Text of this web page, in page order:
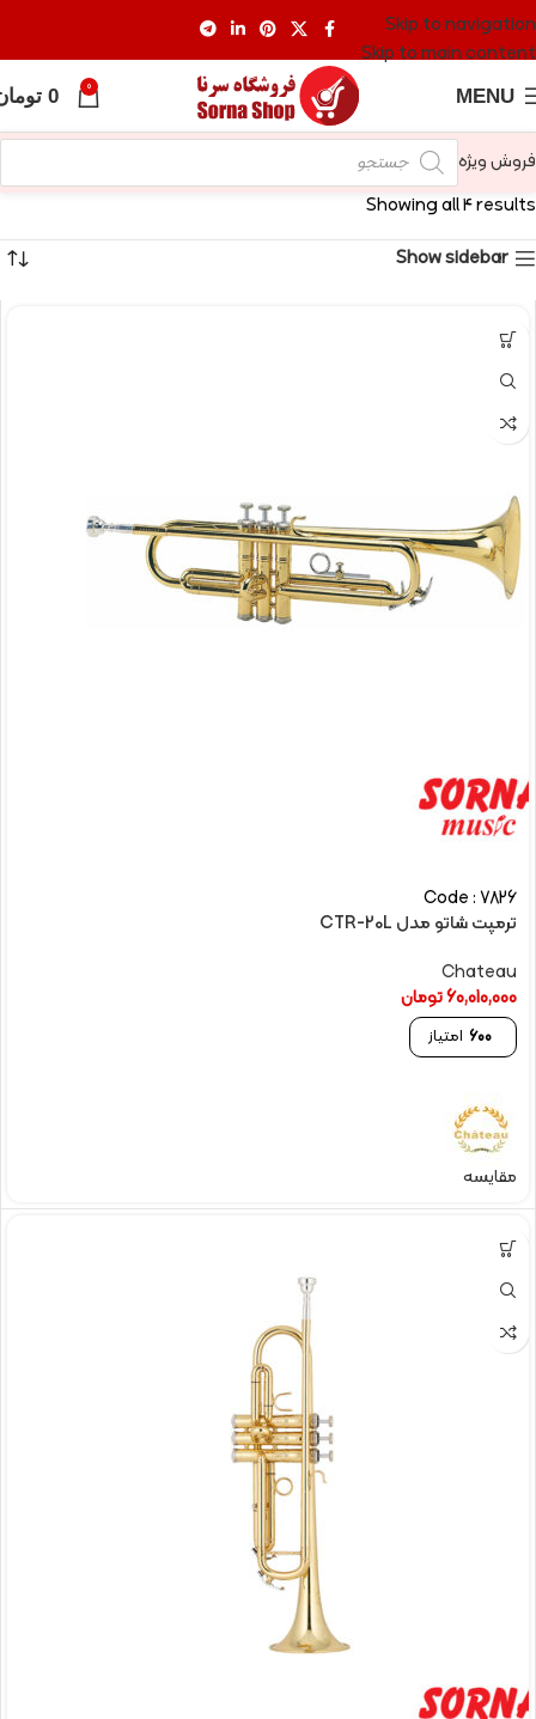
Skip to navigation
Skip to main content
MENU
0
0
فروش ویژه
Showing all 4 results
Show sidebar
Code : 7826
ترمپت شاتو مدل CTR-20L
Chateau
60,010,000تومان
600 امتیاز
مقایسه